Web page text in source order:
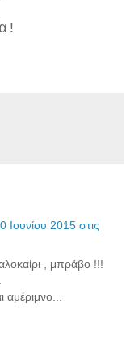
Ιουνίου 2015 στις
, μπράβο !!!
αμέριμνο...